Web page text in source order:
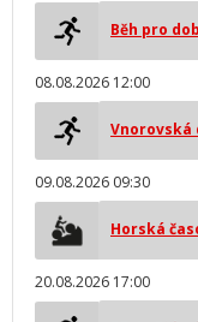
Běh pro
08.08.2026 12:00
Vnorovská
09.08.2026 09:30
Horská
20.08.2026 17:00